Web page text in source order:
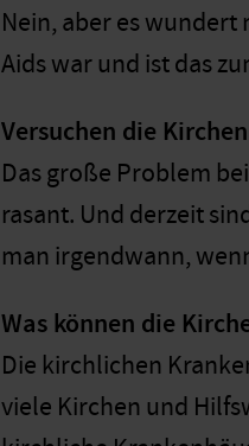
Nein, aber es wundert
Aids war und ist das
Versuchen die
Das große Problem
rasant. Und derzeit
man irgendwann,
Was können die
Die kirchlichen
viele Kirchen und